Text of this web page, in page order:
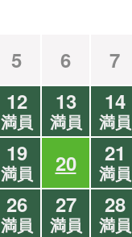
5 6 7
12
満員
13
満員
14
満員
19
満員 20 21
満員
26
満員
27
満員
28
満員